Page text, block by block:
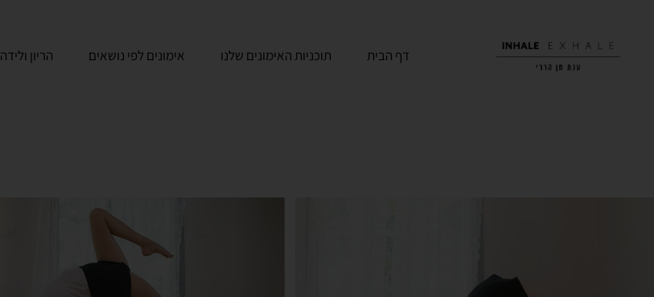
דף הבית תוכניות האימונים שלנו אימונים לפי נושאים הריון ולידה